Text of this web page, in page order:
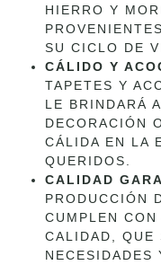
HIERRO Y
SU CICLO DE
CÁLIDO Y
TAPETES Y
LE BRINDARÁ
DECORACIÓN
CÁLIDA EN LA
QUERIDOS.
CALIDAD
PRODUCCIÓN
CUMPLEN
CALIDAD, QUE
NECESIDADES